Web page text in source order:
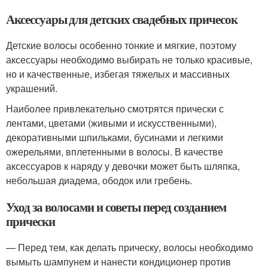
Аксессуары для детских свадебных причесок
Детские волосы особенно тонкие и мягкие, поэтому
аксессуары необходимо выбирать не только красивые,
но и качественные, избегая тяжелых и массивных
украшений.
Наиболее привлекательно смотрятся прически с
лентами, цветами (живыми и искусственными),
декоративными шпильками, бусинами и легкими
ожерельями, вплетенными в волосы. В качестве
аксессуаров к наряду у девочки может быть шляпка,
небольшая диадема, ободок или гребень.
Уход за волосами и советы перед созданием
прически
— Перед тем, как делать прическу, волосы необходимо
вымыть шампунем и нанести кондиционер против